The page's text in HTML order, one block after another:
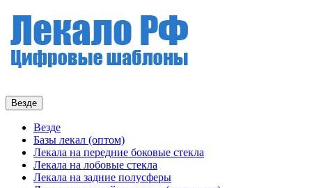
Везде
Везде
Базы лекал (оптом)
Лекала на передние боковые стекла
Лекала на лобовые стекла
Лекала на задние полусферы